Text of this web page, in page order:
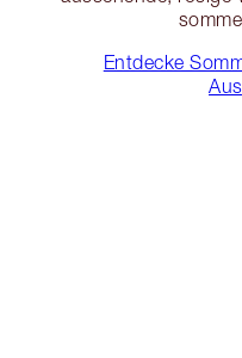
Entdecke